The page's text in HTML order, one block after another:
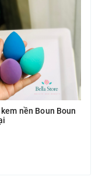
nền Boun Boun